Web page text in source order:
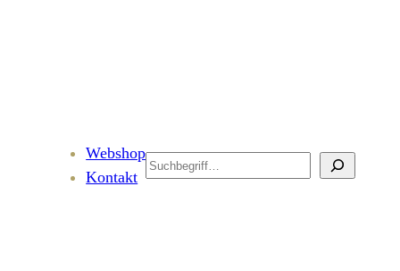
Webshop
Kontakt
Search